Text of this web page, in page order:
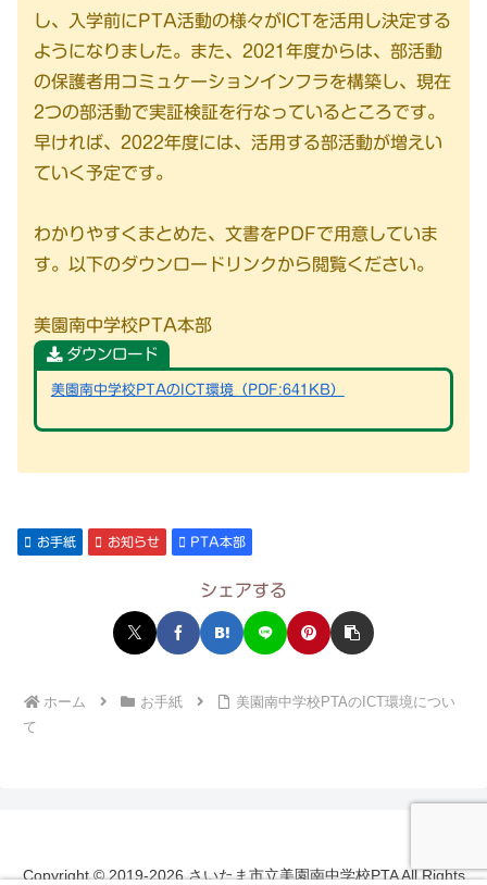
し、入学前にPTA活動の様々がICTを活用し決定する
ようになりました。また、2021年度からは、部活動
の保護者用コミュケーションインフラを構築し、現在
2つの部活動で実証検証を行なっているところです。
早ければ、2022年度には、活用する部活動が増えい
ていく予定です。
わかりやすくまとめた、文書をPDFで用意していま
す。以下のダウンロードリンクから閲覧ください。
美園南中学校PTA本部
ダウンロード
美園南中学校PTAのICT環境（PDF:641KB）
お手紙 お知らせ PTA本部
シェアする
ホーム お手紙
美園南中学校PTAのICT環境につい
て
Copyright © 2019-2026 さいたま市立美園南中学校PTA All Rights